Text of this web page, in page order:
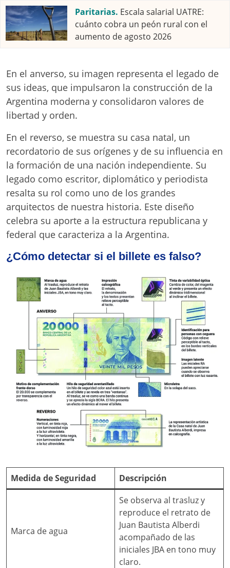
Paritarias. Escala salarial UATRE:
cuánto cobra un peón rural con el
aumento de agosto 2026
En el anverso, su imagen representa el legado de
sus ideas, que impulsaron la construcción de la
Argentina moderna y consolidaron valores de
libertad y orden.
En el reverso, se muestra su casa natal, un
recordatorio de sus orígenes y de su influencia en
la formación de una nación independiente. Su
legado como escritor, diplomático y periodista
resalta su rol como uno de los grandes
arquitectos de nuestra historia. Este diseño
celebra su aporte a la estructura republicana y
federal que caracteriza a la Argentina.
¿Cómo detectar si el billete es falso?
Medida de Seguridad Descripción
Marca de agua
Se observa al trasluz y
reproduce el retrato de
Juan Bautista Alberdi
acompañado de las
iniciales JBA en tono muy
claro.